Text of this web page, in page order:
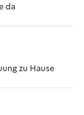
da
zu Hause